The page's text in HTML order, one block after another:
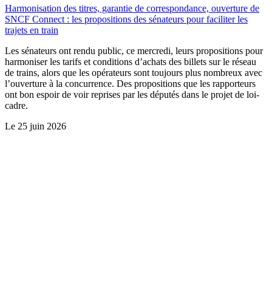
Harmonisation des titres, garantie de correspondance, ouverture de
SNCF Connect : les propositions des sénateurs pour faciliter les
trajets en train
Les sénateurs ont rendu public, ce mercredi, leurs propositions pour
harmoniser les tarifs et conditions d’achats des billets sur le réseau
de trains, alors que les opérateurs sont toujours plus nombreux avec
l’ouverture à la concurrence. Des propositions que les rapporteurs
ont bon espoir de voir reprises par les députés dans le projet de loi-
cadre.
Le 25 juin 2026